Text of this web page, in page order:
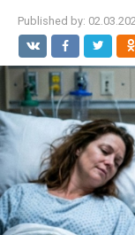
Published by: